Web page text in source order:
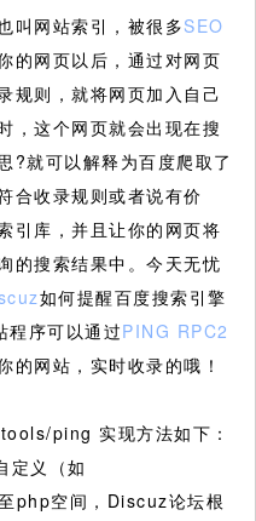
叫网站索引，被很多SEO
的网页以后，通过对网页
规则，就将网页加入自己
，这个网页就会出现在搜
?就可以解释为百度爬取了
合收录规则或者说有价
引库，并且让你的网页将
的搜索结果中。今天无忧
如何提醒百度搜索引擎
程序可以通过PING RPC2
的网站，实时收录的哦！
ping 实现方法如下：
定义（如
php空间，Discuz论坛根